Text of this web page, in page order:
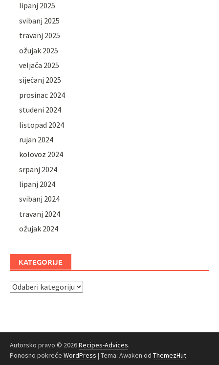
lipanj 2025
svibanj 2025
travanj 2025
ožujak 2025
veljača 2025
siječanj 2025
prosinac 2024
studeni 2024
listopad 2024
rujan 2024
kolovoz 2024
srpanj 2024
lipanj 2024
svibanj 2024
travanj 2024
ožujak 2024
KATEGORIJE
Kategorije
Autorsko pravo © 2026Recipes-Advices.
Ponosno pokreće WordPress | Tema: Awaken od ThemezHut